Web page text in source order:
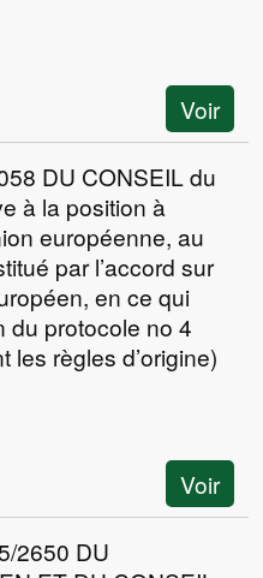
Voir
DU CONSEIL du
à la position à
européenne, au
par l’accord sur
en ce qui
du protocole no 4
les règles d’origine)
Voir
2650 DU